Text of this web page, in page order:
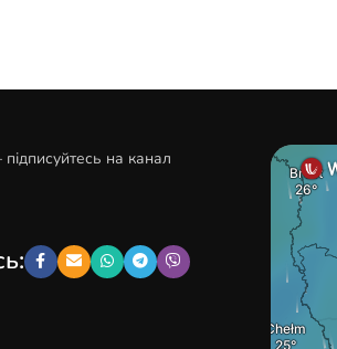
на канал